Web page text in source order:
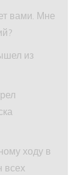
вами. Мне
из
ходу в
всех